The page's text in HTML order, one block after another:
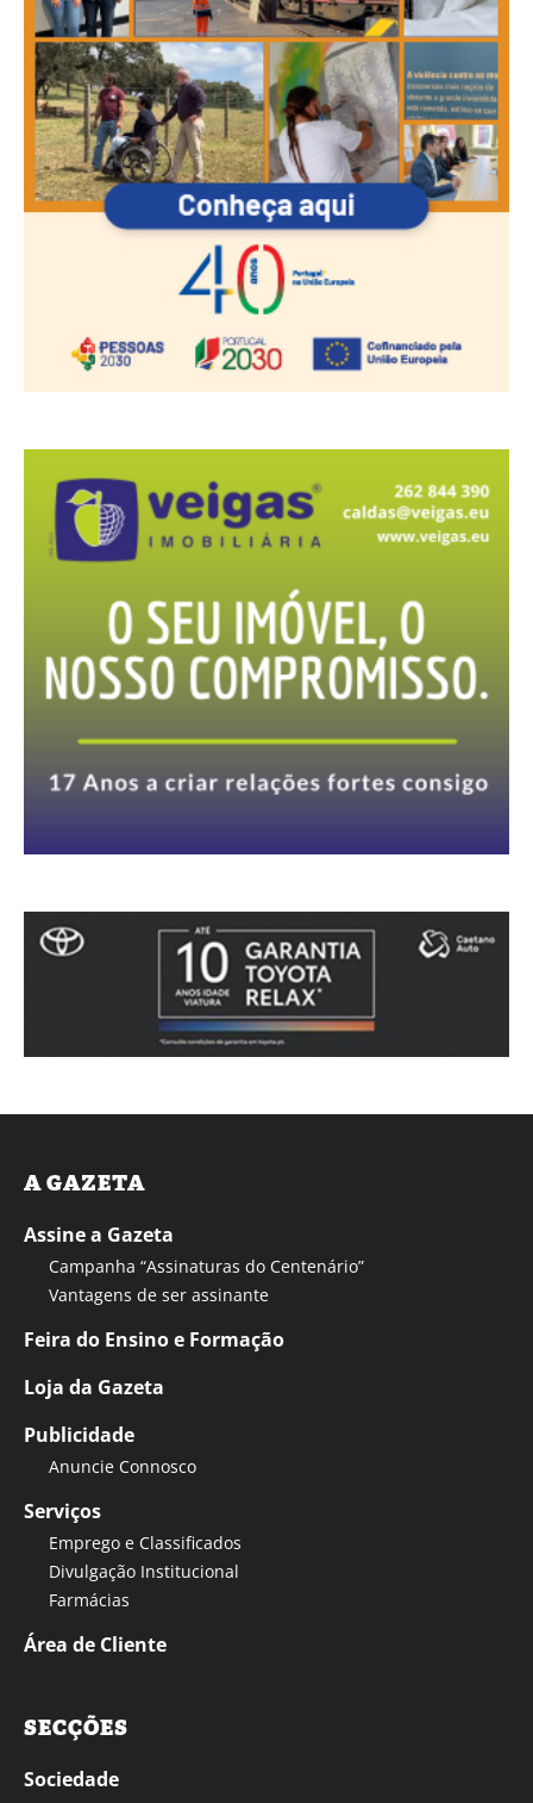
A GAZETA
Assine a Gazeta
Campanha “Assinaturas do Centenário”
Vantagens de ser assinante
Feira do Ensino e Formação
Loja da Gazeta
Publicidade
Anuncie Connosco
Serviços
Emprego e Classificados
Divulgação Institucional
Farmácias
Área de Cliente
SECÇÕES
Sociedade